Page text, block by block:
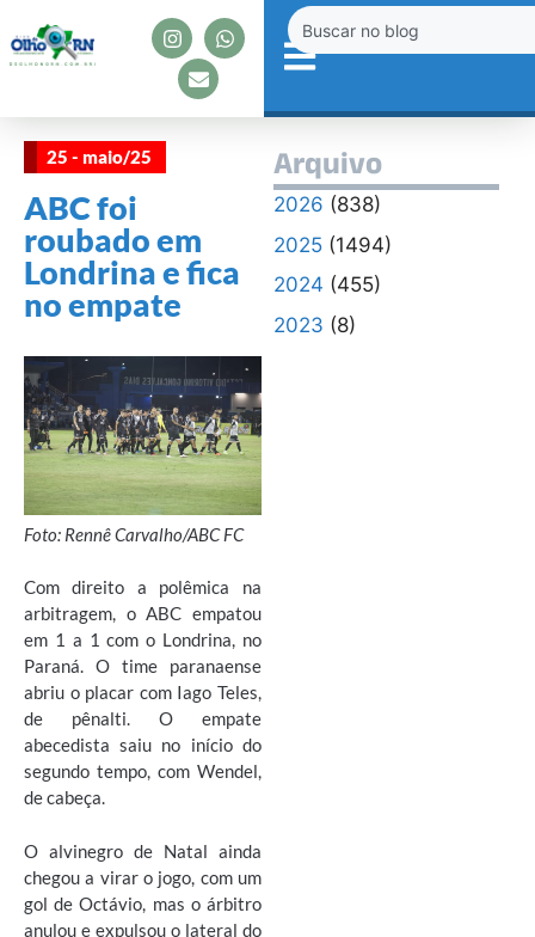
25 - maio/25
ABC foi
roubado em
Londrina e fica
no empate
Foto: Rennê Carvalho/ABC FC
Com direito a polêmica na
arbitragem, o ABC empatou
em 1 a 1 com o Londrina, no
Paraná. O time paranaense
abriu o placar com Iago Teles,
de pênalti. O empate
abecedista saiu no início do
segundo tempo, com Wendel,
de cabeça.
O alvinegro de Natal ainda
chegou a virar o jogo, com um
gol de Octávio, mas o árbitro
anulou e expulsou o lateral do
Arquivo
2026 (838)
2025(1494)
2024 (455)
2023 (8)